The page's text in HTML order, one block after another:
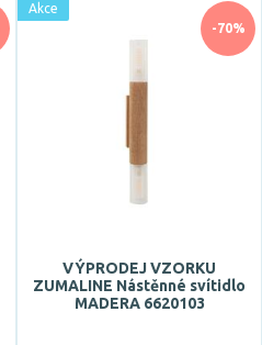
-70%
Akce
VÝPRODEJ VZORKU
ZUMALINE Nástěnné svítidlo
MADERA 6620103